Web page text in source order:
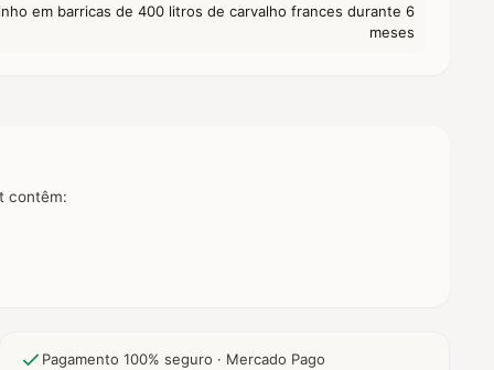
em barricas de 400 litros de carvalho frances durante 6
meses
contêm:
Pagamento 100% seguro · Mercado Pago